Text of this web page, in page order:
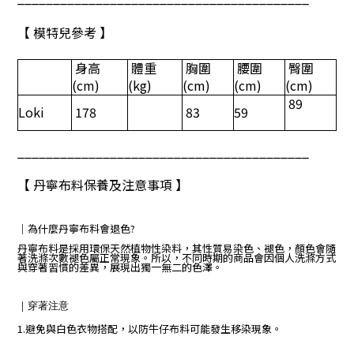
【 模特兒參考 】
身高
(cm)
體重
(kg)
胸圍
(cm)
腰圍
(cm)
臀圍
(cm)
Loki
178 83 59 89
【 丹寧布料保養及注意事項 】
｜ 為什麼丹寧布料會退色?
丹寧布料是採用環保天然植物性染料，其性質易染色、褪色，顏色會隨
著洗滌次數褪色屬正常現象。所以，不同時期的商品會因個人洗滌方式
與穿著習慣的差異，展現出獨一無二的色澤。
｜ 穿著注意
1.避免與白色衣物搭配，以防牛仔布料可能發生移染現象。